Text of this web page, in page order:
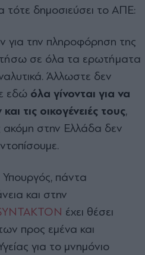
τότε δημοσιεύσει το ΑΠΕ:
για την πληροφόρηση της
σε όλα τα ερωτήματα
Άλλωστε δεν
εδώ όλα γίνονται για να
τις οικογένειές τους,
ακόμη στην Ελλάδα δεν
Υπουργός, πάντα
και στην
έχει θέσει
προς εμένα και
για το μνημόνιο